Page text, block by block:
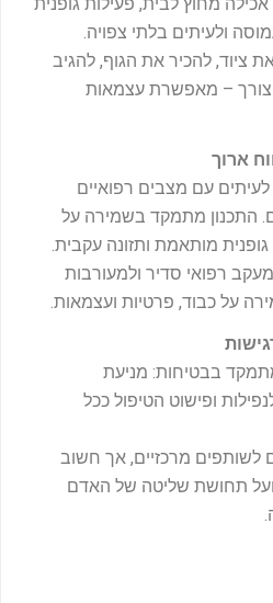
ולעיתים בלתי צפויה.
ציוד, להכיר את הגוף, להגיב
– מאפשרת עצמאות
ארוך
עם מצבים רפואיים
התכנון מתמקד בשמירה על
גופנית מותאמת ותזונה עקבית.
רפואי סדיר ולמעורבות
על כבוד, פרטיות ועצמאות.
בבטיחות: מניעת
ופישוט הטיפול ככל
לשותפים מרכזיים, אך חשוב
תחושת שליטה של האדם